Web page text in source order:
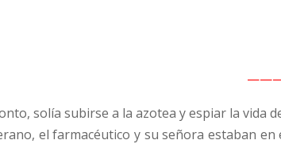
solía subirse a la azotea y espiar la vida
el farmacéutico y su señora estaban